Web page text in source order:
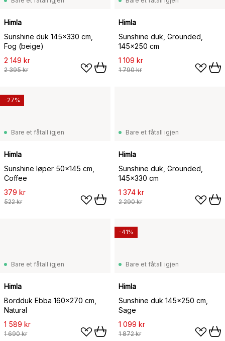
Himla
Sunshine duk 145x330 cm,
Fog (beige)
2 149 kr
2 395 kr
Himla
Sunshine duk, Grounded,
145x250 cm
1 109 kr
1 790 kr
Bare et fåtall igjen
Himla
Sunshine løper 50x145 cm,
Coffee
379 kr
522 kr
-27%
Bare et fåtall igjen
Himla
Sunshine duk, Grounded,
145x330 cm
1 374 kr
2 290 kr
Bare et fåtall igjen
Himla
Bordduk Ebba 160x270 cm,
Natural
1 589 kr
1 690 kr
Bare et fåtall igjen
Himla
Sunshine duk 145x250 cm,
Sage
1 099 kr
1 872 kr
-41%